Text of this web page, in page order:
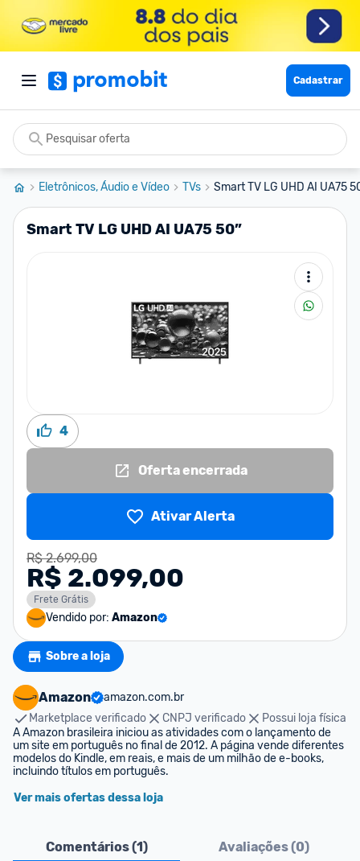
Cadastrar
Eletrônicos, Áudio e Vídeo TVs Smart TV LG UHD AI UA75
Smart TV LG UHD AI UA75 50”
4
Oferta encerrada
Ativar Alerta
R$ 2.699,00
R$ 2.099,00
Frete Grátis
Vendido por: Amazon
Sobre a loja
Amazon
amazon.com.br
Marketplace verificado
CNPJ verificado
Possui loja física
A Amazon brasileira iniciou as atividades com o lançamento de
um site em português no final de 2012. A página vende diferentes
modelos do Kindle, em reais, e mais de um milhão de e-books,
incluindo títulos em português.
Ver mais ofertas dessa loja
Comentários (1) Avaliações (0)